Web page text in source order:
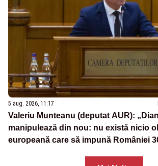
5 aug. 2026, 11:17
Valeriu Munteanu (deputat AUR):
manipulează din nou: nu există nicio
europeană care să impună României